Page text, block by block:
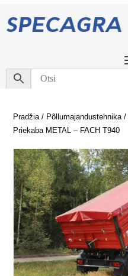
Pradžia/ Põllumajandustehnika
Priekaba METAL – FACH T940